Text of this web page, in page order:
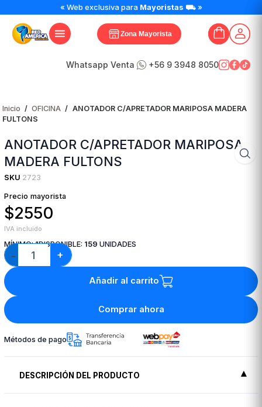
« Web exclusiva para Mayoristas ⛟ »
Zona Mayorista
Whatsapp Venta +56 9 3948 8050
Inicio / OFICINA / ANOTADOR C/APRETADOR MARIPOSA MADERA
FULTONS
ANOTADOR C/APRETADOR MARIPOSA
MADERA FULTONS
SKU 2723
Precio mayorista
$2550
IVA incluido
MÍNIMO:1DISPONIBLE: 159 UNIDADES
−
ANOTADOR
C/APRETADOR
MARIPOSA
MADERA
+
Añadir al carrito
Comprar ahora
Métodos de pago
DESCRIPCIÓN DEL PRODUCTO